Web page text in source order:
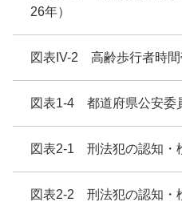
26年）
図表IV-2 高齢歩行者時間
図表1-4 都道府県公安委
図表2-1 刑法犯の認知・
図表2-2 刑法犯の認知・